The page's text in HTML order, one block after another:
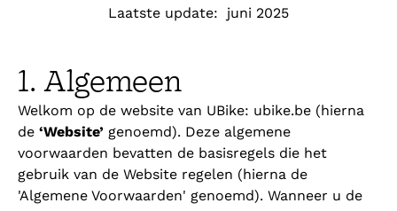
Laatste update: juni 2025
1. Algemeen
Welkom op de website van UBike: ubike.be (hierna
de ‘Website’ genoemd). Deze algemene
voorwaarden bevatten de basisregels die het
gebruik van de Website regelen (hierna de
'Algemene Voorwaarden' genoemd). Wanneer u de